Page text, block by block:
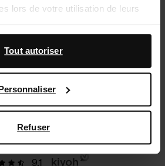
lors de votre utilisation de leurs
avec Google à des fins de
Vous pouvez en savoir plus sur la
et confidentialité des entreprises
Tout autoriser
Refuser
Facebook Pinterest
9.1